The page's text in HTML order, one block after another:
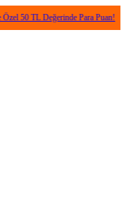
Değerinde Para Puan! •